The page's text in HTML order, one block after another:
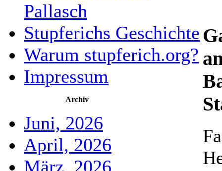
Pallasch
Stupferichs Geschichte
Warum stupferich.org?
Impressum
Archiv
Juni, 2026
April, 2026
März, 2026